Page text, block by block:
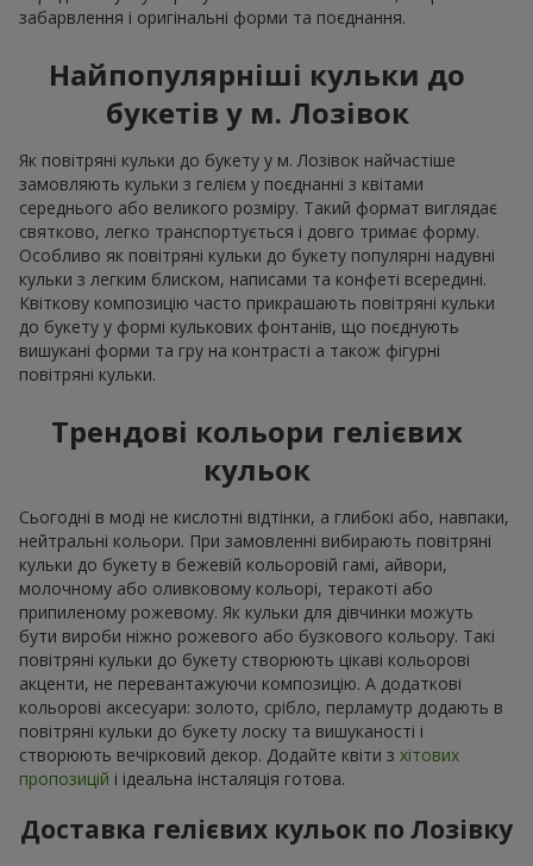
забарвлення і оригінальні форми та поєднання.
Найпопулярніші кульки до
букетів у м. Лозівок
Як повітряні кульки до букету у м. Лозівок найчастіше
замовляють кульки з гелієм у поєднанні з квітами
середнього або великого розміру. Такий формат виглядає
святково, легко транспортується і довго тримає форму.
Особливо як повітряні кульки до букету популярні надувні
кульки з легким блиском, написами та конфеті всередині.
Квіткову композицію часто прикрашають повітряні кульки
до букету у формі кулькових фонтанів, що поєднують
вишукані форми та гру на контрасті а також фігурні
повітряні кульки.
Трендові кольори гелієвих
кульок
Сьогодні в моді не кислотні відтінки, а глибокі або, навпаки,
нейтральні кольори. При замовленні вибирають повітряні
кульки до букету в бежевій кольоровій гамі, айвори,
молочному або оливковому кольорі, теракоті або
припиленому рожевому. Як кульки для дівчинки можуть
бути вироби ніжно рожевого або бузкового кольору. Такі
повітряні кульки до букету створюють цікаві кольорові
акценти, не перевантажуючи композицію. А додаткові
кольорові аксесуари: золото, срібло, перламутр додають в
повітряні кульки до букету лоску та вишуканості і
створюють вечірковий декор. Додайте квіти з хітових
пропозицій і ідеальна інсталяція готова.
Доставка гелієвих кульок по Лозівку